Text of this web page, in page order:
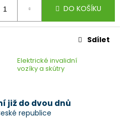
DO KOŠÍKU
Elektrické invalidní
vozíky a skútry
Sdílet
již do dvou dnů
republice